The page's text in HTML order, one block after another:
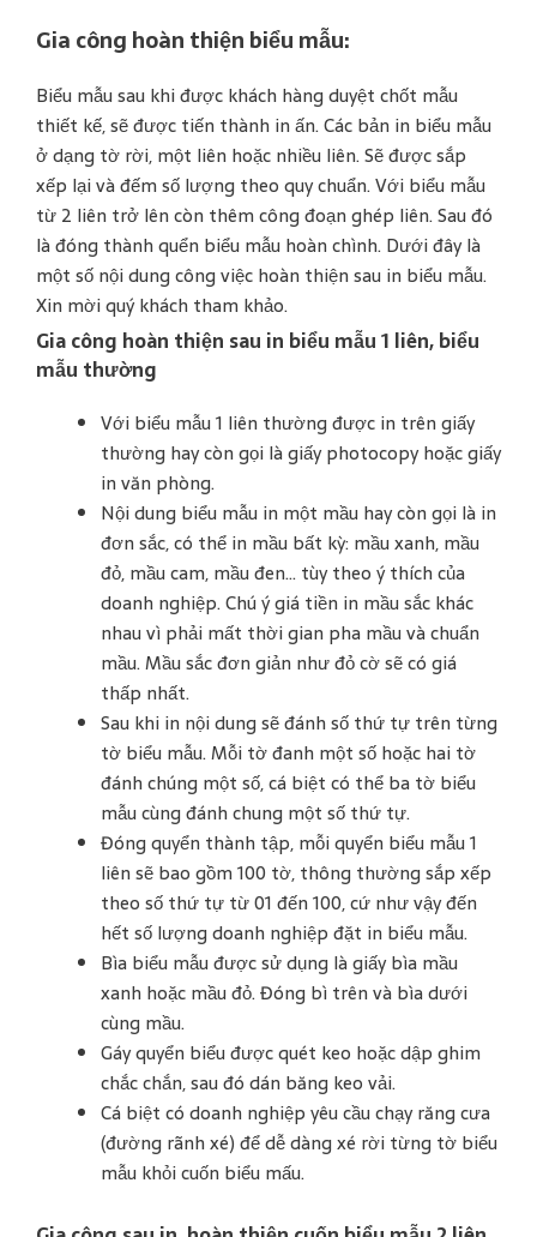
Gia công hoàn thiện biểu mẫu:
Biểu mẫu sau khi được khách hàng duyệt chốt mẫu
thiết kế, sẽ được tiến thành in ấn. Các bản in biểu mẫu
ở dạng tờ rời, một liên hoặc nhiều liên. Sẽ được sắp
xếp lại và đếm số lượng theo quy chuẩn. Với biểu mẫu
từ 2 liên trở lên còn thêm công đoạn ghép liên. Sau đó
là đóng thành quển biểu mẫu hoàn chình. Dưới đây là
một số nội dung công việc hoàn thiện sau in biểu mẫu.
Xin mời quý khách tham khảo.
Gia công hoàn thiện sau in biểu mẫu 1 liên, biểu
mẫu thường
Với biểu mẫu 1 liên thường được in trên giấy
thường hay còn gọi là giấy photocopy hoặc giấy
in văn phòng.
Nội dung biểu mẫu in một mầu hay còn gọi là in
đơn sắc, có thể in mầu bất kỳ: mầu xanh, mầu
đỏ, mầu cam, mầu đen… tùy theo ý thích của
doanh nghiệp. Chú ý giá tiền in mầu sắc khác
nhau vì phải mất thời gian pha mầu và chuẩn
mầu. Mầu sắc đơn giản như đỏ cờ sẽ có giá
thấp nhất.
Sau khi in nội dung sẽ đánh số thứ tự trên từng
tờ biểu mẫu. Mỗi tờ đanh một số hoặc hai tờ
đánh chúng một số, cá biệt có thể ba tờ biểu
mẫu cùng đánh chung một số thứ tự.
Đóng quyển thành tập, mỗi quyển biểu mẫu 1
liên sẽ bao gồm 100 tờ, thông thường sắp xếp
theo số thứ tự từ 01 đến 100, cứ như vậy đến
hết số lượng doanh nghiệp đặt in biểu mẫu.
Bìa biểu mẫu được sử dụng là giấy bìa mầu
xanh hoặc mầu đỏ. Đóng bì trên và bìa dưới
cùng mầu.
Gáy quyển biểu được quét keo hoặc dập ghim
chắc chắn, sau đó dán băng keo vải.
Cá biệt có doanh nghiệp yêu cầu chạy răng cưa
(đường rãnh xé) để dễ dàng xé rời từng tờ biểu
mẫu khỏi cuốn biểu mấu.